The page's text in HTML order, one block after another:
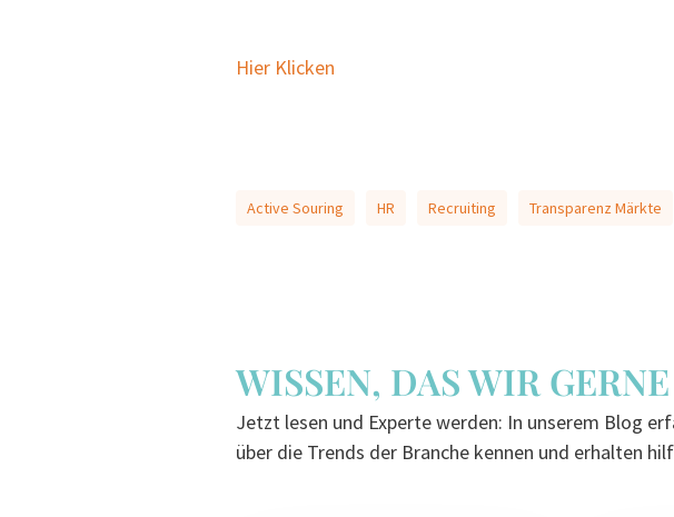
Hier Klicken
Active Souring HR Recruiting Transparenz Märkte
WISSEN, DAS WIR
Jetzt lesen und Experte werden: In unserem Blog
über die Trends der Branche kennen und erhalten